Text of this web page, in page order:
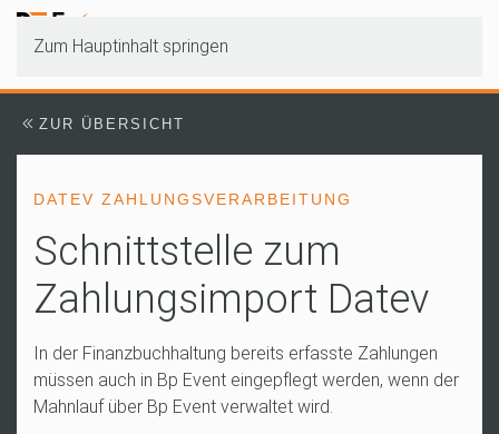
Zum Hauptinhalt springen
ZUR ÜBERSICHT
DATEV ZAHLUNGSVERARBEITUNG
Schnittstelle zum
Zahlungsimport Datev
In der Finanzbuchhaltung bereits erfasste Zahlungen
müssen auch in Bp Event eingepflegt werden, wenn der
Mahnlauf über Bp Event verwaltet wird.